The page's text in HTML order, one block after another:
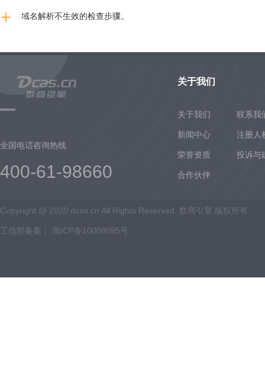
域名解析不生效的检查步骤。
全国电话咨询热线
400-61-98660
关于我们
关于我们 联系我
新闻中心 注册人
荣誉资质 投诉与
合作伙伴
Copyright @ 2020 dcas.cn All Rights Reserved. 数商引擎 版权所有
工信部备案： 闽ICP备10008095号